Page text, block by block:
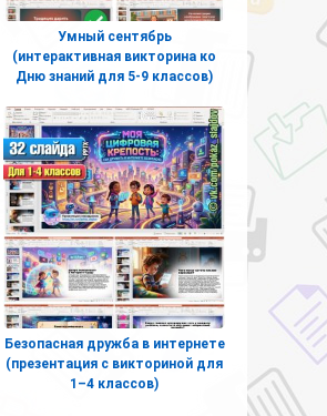
Умный сентябрь
(интерактивная викторина ко
Дню знаний для 5-9 классов)
Безопасная дружба в интернете
(презентация с викториной для
1–4 классов)